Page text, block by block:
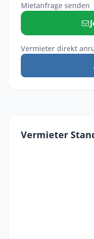
Mietanfrage senden
Vermieter direkt
Vermieter